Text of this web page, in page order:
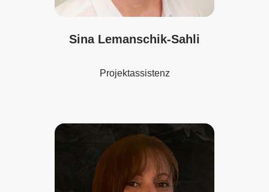
Sina Lemanschik-Sahli
Projektassistenz